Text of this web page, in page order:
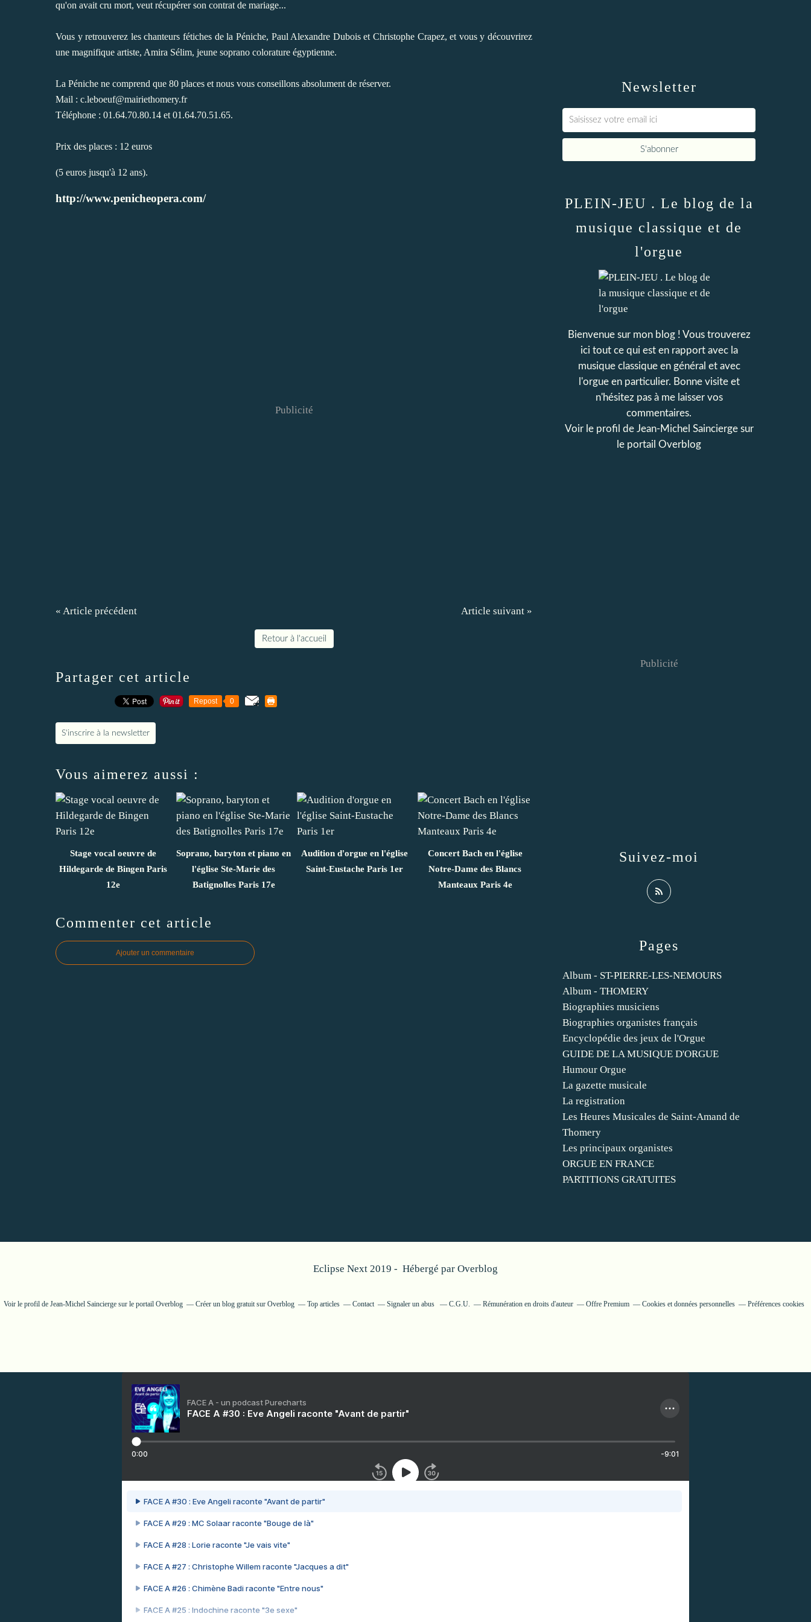
qu'on avait cru mort, veut récupérer son contrat de mariage...
Vous y retrouverez les chanteurs fétiches de la Péniche, Paul Alexandre Dubois et Christophe Crapez, et vous y découvrirez
une magnifique artiste, Amira Sélim, jeune soprano colorature égyptienne.
La Péniche ne comprend que 80 places et nous vous conseillons absolument de réserver.
Mail : c.leboeuf@mairiethomery.fr
Téléphone : 01.64.70.80.14 et 01.64.70.51.65.
Prix des places : 12 euros
(5 euros jusqu'à 12 ans).
http://www.penicheopera.com/
Publicité
« Article précédent Article suivant »
Retour à l'accueil
Partager cet article
Repost 0
S'inscrire à la newsletter
Vous aimerez aussi :
Stage vocal oeuvre de
Hildegarde de Bingen Paris
12e
Soprano, baryton et piano en
l'église Ste-Marie des
Batignolles Paris 17e
Audition d'orgue en l'église
Saint-Eustache Paris 1er
Concert Bach en l'église
Notre-Dame des Blancs
Manteaux Paris 4e
Commenter cet article
Ajouter un commentaire
Newsletter
Pages
Album - ST-PIERRE-LES-NEMOURS
Album - THOMERY
Biographies musiciens
Biographies organistes français
Encyclopédie des jeux de l'Orgue
GUIDE DE LA MUSIQUE D'ORGUE
Humour Orgue
La gazette musicale
La registration
Les Heures Musicales de Saint-Amand de
Thomery
Les principaux organistes
ORGUE EN FRANCE
PARTITIONS GRATUITES
PLEIN-JEU . Le blog de la
musique classique et de
l'orgue
Bienvenue sur mon blog ! Vous trouverez
ici tout ce qui est en rapport avec la
musique classique en général et avec
l'orgue en particulier. Bonne visite et
n'hésitez pas à me laisser vos
commentaires.
Voir le profil de Jean-Michel Sainciergesur
le portail Overblog
Suivez-moi
Publicité
Eclipse Next 2019 - Hébergé par Overblog
Voir le profil de Jean-Michel Sainciergesur le portail Overblog Créer un blog gratuit sur Overblog Top articles Contact Signaler un abus C.G.U. Rémunération en droits d'auteur Offre Premium Cookies et données personnelles Préférences cookies
FACE A - un podcast Purecharts
FACE A #30 : Eve Angeli raconte "Avant de partir"
0:00 -9:01
FACE A #30 : Eve Angeli raconte "Avant de partir"
FACE A #29 : MC Solaar raconte "Bouge de là"
FACE A #28 : Lorie raconte "Je vais vite"
FACE A #27 : Christophe Willem raconte "Jacques a dit"
FACE A #26 : Chimène Badi raconte "Entre nous"
FACE A #25 : Indochine raconte "3e sexe"